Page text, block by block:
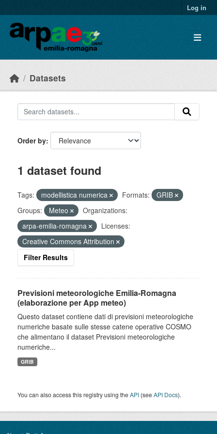
Log in
Datasets
Order by
1 dataset found
Tags: modellistica numerica Formats:
GRIB
Groups:
Meteo
Organizations:
arpa-emilia-romagna
Licenses:
Creative Commons Attribution
Filter Results
Previsioni meteorologiche Emilia-Romagna
(elaborazione per App meteo)
Questo dataset contiene dati di previsioni meteorologiche
numeriche basate sulle stesse catene operative COSMO
che alimentano il dataset Previsioni meteorologiche
numeriche...
GRIB
You can also access this registry using theAPI (seeAPI Docs).